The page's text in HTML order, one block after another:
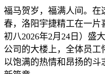
福马贺岁，福满人间。在
春，洛阳宇捷精工在一片
初八2026年2月 24 日 ）盛
公司的大楼上，全体员工
以饱满的热情和昂扬的